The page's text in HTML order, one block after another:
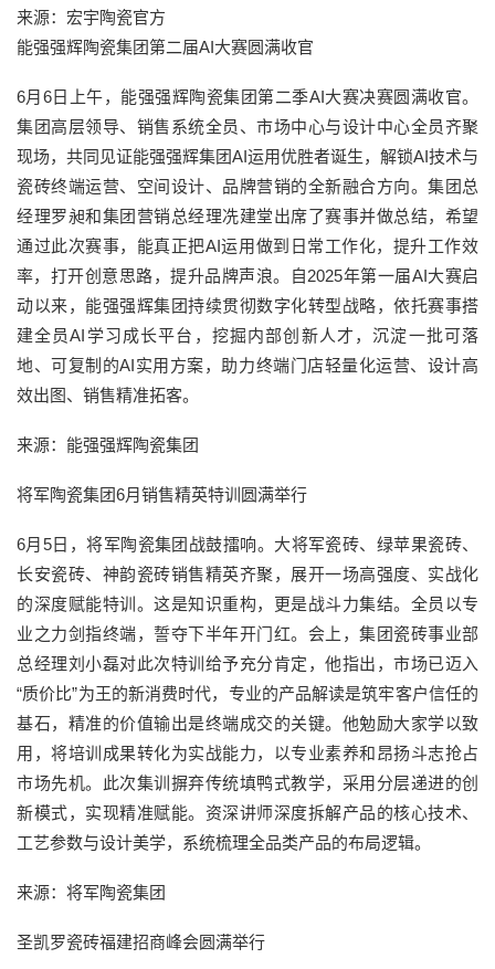
来源：宏宇陶瓷官方
能强强辉陶瓷集团第二届AI大赛圆满收官
6月6日上午，能强强辉陶瓷集团第二季AI大赛决赛圆满收官。
集团高层领导、销售系统全员、市场中心与设计中心全员齐聚
现场，共同见证能强强辉集团AI运用优胜者诞生，解锁AI技术与
瓷砖终端运营、空间设计、品牌营销的全新融合方向。集团总
经理罗昶和集团营销总经理冼建堂出席了赛事并做总结，希望
通过此次赛事，能真正把AI运用做到日常工作化，提升工作效
率，打开创意思路，提升品牌声浪。自2025年第一届AI大赛启
动以来，能强强辉集团持续贯彻数字化转型战略，依托赛事搭
建全员AI学习成长平台，挖掘内部创新人才，沉淀一批可落
地、可复制的AI实用方案，助力终端门店轻量化运营、设计高
效出图、销售精准拓客。
来源：能强强辉陶瓷集团
将军陶瓷集团6月销售精英特训圆满举行
6月5日，将军陶瓷集团战鼓擂响。大将军瓷砖、绿苹果瓷砖、
长安瓷砖、神韵瓷砖销售精英齐聚，展开一场高强度、实战化
的深度赋能特训。这是知识重构，更是战斗力集结。全员以专
业之力剑指终端，誓夺下半年开门红。会上，集团瓷砖事业部
总经理刘小磊对此次特训给予充分肯定，他指出，市场已迈入
“质价比”为王的新消费时代，专业的产品解读是筑牢客户信任的
基石，精准的价值输出是终端成交的关键。他勉励大家学以致
用，将培训成果转化为实战能力，以专业素养和昂扬斗志抢占
市场先机。此次集训摒弃传统填鸭式教学，采用分层递进的创
新模式，实现精准赋能。资深讲师深度拆解产品的核心技术、
工艺参数与设计美学，系统梳理全品类产品的布局逻辑。
来源：将军陶瓷集团
圣凯罗瓷砖福建招商峰会圆满举行